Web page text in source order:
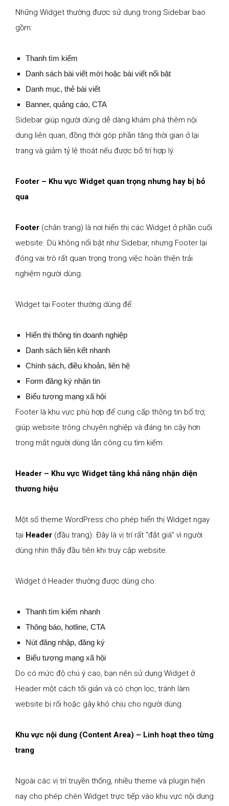
Những Widget thường được sử dụng trong Sidebar bao
gồm:
Thanh tìm kiếm
Danh sách bài viết mới hoặc bài viết nổi bật
Danh mục, thẻ bài viết
Banner, quảng cáo, CTA
Sidebar giúp người dùng dễ dàng khám phá thêm nội
dung liên quan, đồng thời góp phần tăng thời gian ở lại
trang và giảm tỷ lệ thoát nếu được bố trí hợp lý.
Footer – Khu vực Widget quan trọng nhưng hay bị bỏ
qua
Footer (chân trang) là nơi hiển thị các Widget ở phần cuối
website. Dù không nổi bật như Sidebar, nhưng Footer lại
đóng vai trò rất quan trọng trong việc hoàn thiện trải
nghiệm người dùng.
Widget tại Footer thường dùng để:
Hiển thị thông tin doanh nghiệp
Danh sách liên kết nhanh
Chính sách, điều khoản, liên hệ
Form đăng ký nhận tin
Biểu tượng mạng xã hội
Footer là khu vực phù hợp để cung cấp thông tin bổ trợ,
giúp website trông chuyên nghiệp và đáng tin cậy hơn
trong mắt người dùng lẫn công cụ tìm kiếm.
Header – Khu vực Widget tăng khả năng nhận diện
thương hiệu
Một số theme WordPress cho phép hiển thị Widget ngay
tại Header (đầu trang). Đây là vị trí rất “đắt giá” vì người
dùng nhìn thấy đầu tiên khi truy cập website.
Widget ở Header thường được dùng cho:
Thanh tìm kiếm nhanh
Thông báo, hotline, CTA
Nút đăng nhập, đăng ký
Biểu tượng mạng xã hội
Do có mức độ chú ý cao, bạn nên sử dụng Widget ở
Header một cách tối giản và có chọn lọc, tránh làm
website bị rối hoặc gây khó chịu cho người dùng.
Khu vực nội dung (Content Area) – Linh hoạt theo từng
trang
Ngoài các vị trí truyền thống, nhiều theme và plugin hiện
nay cho phép chèn Widget trực tiếp vào khu vực nội dung